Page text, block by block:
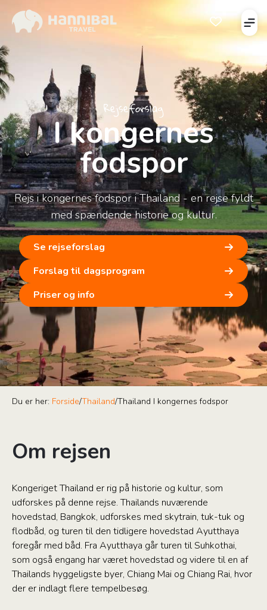
Åben
Rejseforslag
I kongernes
fodspor
Rejs i kongernes fodspor i Thailand - en rejse fyldt
med spændende historie og kultur.
Se rejseforslag
Forslag til dagsprogram
Priser og info
Du er her: Forside/Thailand/Thailand I kongernes fodspor
Om rejsen
Kongeriget Thailand er rig på historie og kultur, som
udforskes på denne rejse. Thailands nuværende
hovedstad, Bangkok, udforskes med skytrain, tuk-tuk og
flodbåd, og turen til den tidligere hovedstad Ayutthaya
foregår med båd. Fra Ayutthaya går turen til Suhkothai,
som også engang har været hovedstad og videre til en af
Thailands hyggeligste byer, Chiang Mai og Chiang Rai, hvor
der er indlagt flere tempelbesøg.